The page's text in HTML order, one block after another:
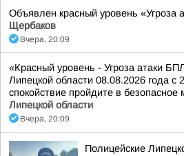
Объявлен красный уровень «Угроза
Щербаков
Вчера, 20:09
«Красный уровень - Угроза атаки
Липецкой области 08.08.2026 года с
спокойствие пройдите в безопасное
Липецкой области
Вчера, 20:09
Полицейские